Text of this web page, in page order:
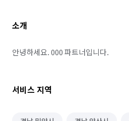
소개
안녕하세요. 000 파트너입니다.
서비스 지역